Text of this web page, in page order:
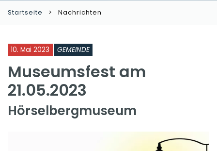
Startseite Nachrichten
10. Mai 2023 GEMEINDE
Museumsfest am
21.05.2023
Hörselbergmuseum